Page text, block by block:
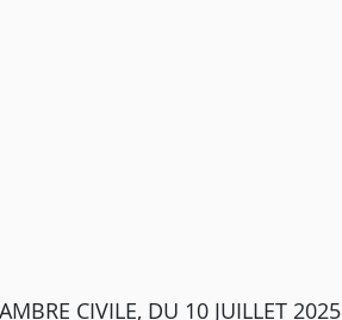
CIVILE, DU 10 JUILLET 2025